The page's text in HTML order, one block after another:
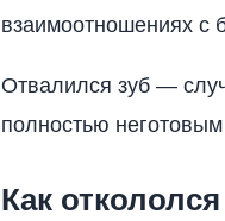
взаимоотношениях с
Отвалился зуб —
полностью неготовым
Как